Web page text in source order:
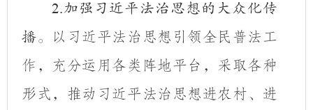
2.加强习近平法治思想的大众化传
播。
以习近平法治思想引领全民普法工
作，充分运用各类阵地平台，采取各种
形式，推动习近平法治思想进农村、进